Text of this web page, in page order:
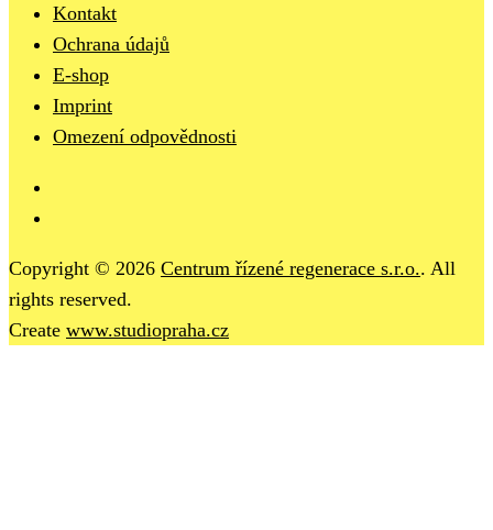
Kontakt
Ochrana údajů
E-shop
Imprint
Omezení odpovědnosti
Copyright © 2026 Centrum řízené regenerace s.r.o.. All
rights reserved.
Create www.studiopraha.cz